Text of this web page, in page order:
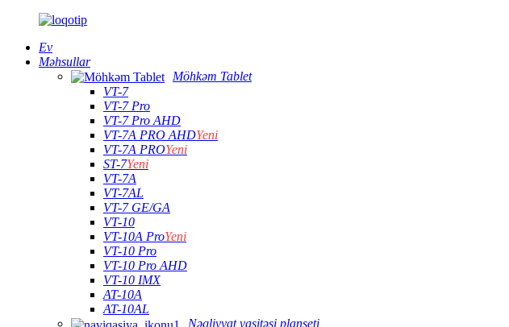
Ev
Məhsullar
Möhkəm Tablet
VT-7
VT-7 Pro
VT-7 Pro AHD
VT-7A PRO AHDYeni
VT-7A PROYeni
ST-7Yeni
VT-7A
VT-7AL
VT-7 GE/GA
VT-10
VT-10A ProYeni
VT-10 Pro
VT-10 Pro AHD
VT-10 IMX
AT-10A
AT-10AL
Nəqliyyat vasitəsi planşeti